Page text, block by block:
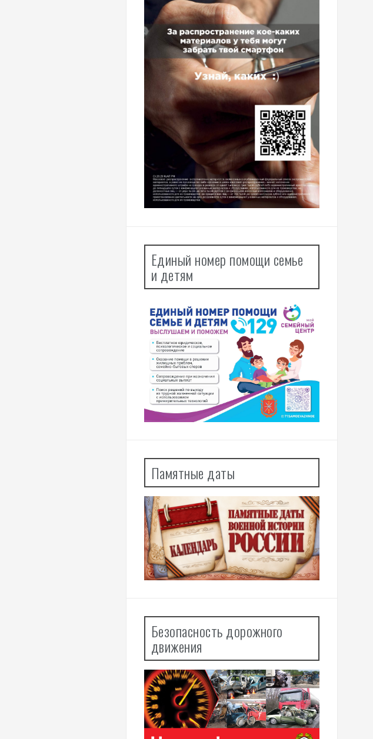
Единый номер помощи семье
и детям
Памятные даты
Безопасность дорожного
движения